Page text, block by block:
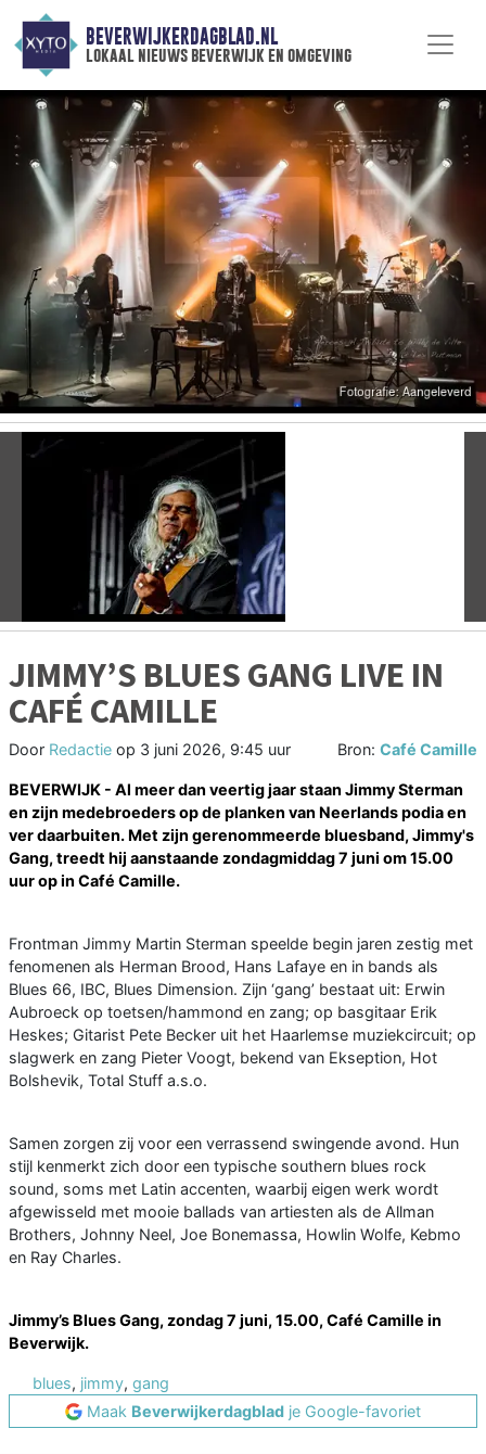
BEVERWIJKERDAGBLAD.NL
lokaal nieuws beverwijk en omgeving
JIMMY’S BLUES GANG LIVE IN
CAFÉ CAMILLE
Door Redactie op 3 juni 2026, 9:45 uur Bron: Café Camille
BEVERWIJK - Al meer dan veertig jaar staan Jimmy Sterman
en zijn medebroeders op de planken van Neerlands podia en
ver daarbuiten. Met zijn gerenommeerde bluesband, Jimmy's
Gang, treedt hij aanstaande zondagmiddag 7 juni om 15.00
uur op in Café Camille.
Frontman Jimmy Martin Sterman speelde begin jaren zestig met
fenomenen als Herman Brood, Hans Lafaye en in bands als
Blues 66, IBC, Blues Dimension. Zijn ‘gang’ bestaat uit: Erwin
Aubroeck op toetsen/hammond en zang; op basgitaar Erik
Heskes; Gitarist Pete Becker uit het Haarlemse muziekcircuit; op
slagwerk en zang Pieter Voogt, bekend van Ekseption, Hot
Bolshevik, Total Stuff a.s.o.
Samen zorgen zij voor een verrassend swingende avond. Hun
stijl kenmerkt zich door een typische southern blues rock
sound, soms met Latin accenten, waarbij eigen werk wordt
afgewisseld met mooie ballads van artiesten als de Allman
Brothers, Johnny Neel, Joe Bonemassa, Howlin Wolfe, Kebmo
en Ray Charles.
Jimmy’s Blues Gang, zondag 7 juni, 15.00, Café Camille in
Beverwijk.
blues, jimmy, gang
Maak Beverwijkerdagblad je Google-favoriet